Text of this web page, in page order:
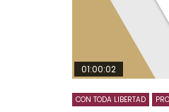
01:00:02
CON TODA LIBERTAD